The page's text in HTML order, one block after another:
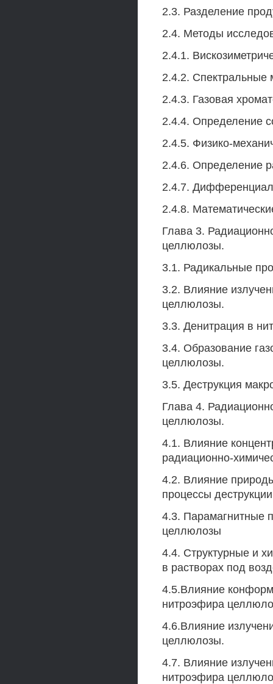
2.3. Разделение
2.4. Методы
2.4.1.
2.4.2. Спектральные
2.4.3. Газовая
2.4.4. Определение
2.4.5. Физико-
2.4.6. Определение
2.4.7.
2.4.8.
Глава 3.
целлюлозы.
3.1. Радикальные
3.2. Влияние
целлюлозы.
3.3. Денитрация в
3.4. Образование
целлюлозы.
3.5. Деструкция
Глава 4.
целлюлозы.
4.1. Влияние
радиационно-
4.2. Влияние
процессы
4.3. Парамагнитные
целлюлозы
4.4. Структурные и
в растворах под
4.5.Влияние
нитроэфира
4.6.Влияние
целлюлозы.
4.7. Влияние
нитроэфира